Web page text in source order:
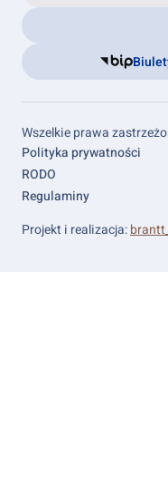
Wszelkie prawa
Footer
links
Polityka prywatności
RODO
Regulaminy
Projekt i realizacja: